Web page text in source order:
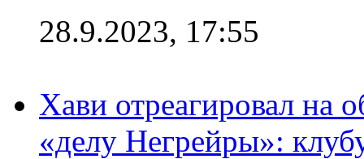
28.9.2023, 17:55
Хави отреагировал на
«делу Негрейры»: